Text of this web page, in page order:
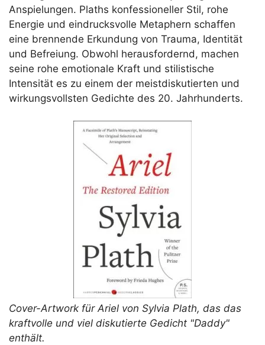
Anspielungen. Plaths konfessioneller Stil, rohe
Energie und eindrucksvolle Metaphern schaffen
eine brennende Erkundung von Trauma, Identität
und Befreiung. Obwohl herausfordernd, machen
seine rohe emotionale Kraft und stilistische
Intensität es zu einem der meistdiskutierten und
wirkungsvollsten Gedichte des 20. Jahrhunderts.
Cover-Artwork für Ariel von Sylvia Plath, das das
kraftvolle und viel diskutierte Gedicht "Daddy"
enthält.